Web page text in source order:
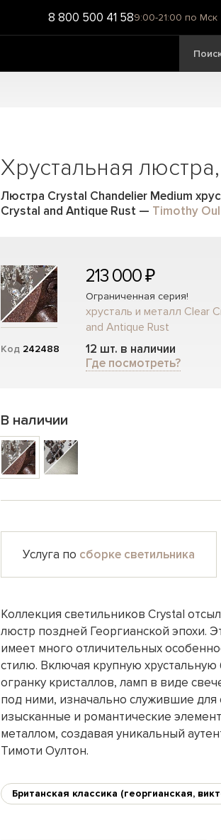
8 800 500 41 589:00-21:00 по Мск
Хрустальная
Люстра Crystal Chandelier Medium
Crystal and Antique Rust — Timothy
Код 242488
213 000 ₽
Ограниченная серия!
хрусталь и металл Clear
and Antique Rust
12 шт. в наличии
Где посмотреть?
В наличии
Услуга по сборке светильника
Коллекция светильников Crystal
люстр поздней Георгианской эпохи.
имеет много отличительных
стилю. Включая крупную
огранку кристаллов, ламп в виде
под ними, изначально служившие
изысканные и романтические
металлом, создавая уникальный
Тимоти Оултон.
Британская классика (георгианская,